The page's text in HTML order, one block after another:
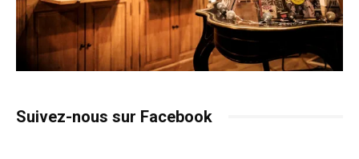
Suivez-nous sur Facebook